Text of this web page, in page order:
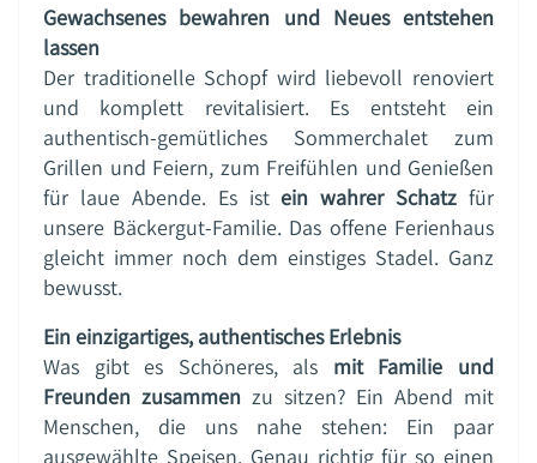
Gewachsenes bewahren und Neues entstehen
lassen
Der traditionelle Schopf wird liebevoll renoviert
und komplett revitalisiert. Es entsteht ein
authentisch-gemütliches Sommerchalet zum
Grillen und Feiern, zum Freifühlen und Genießen
für laue Abende. Es ist ein wahrer Schatz für
unsere Bäckergut-Familie. Das offene Ferienhaus
gleicht immer noch dem einstiges Stadel. Ganz
bewusst.
Ein einzigartiges, authentisches Erlebnis
Was gibt es Schöneres, als mit Familie und
Freunden zusammenzu sitzen? Ein Abend mit
Menschen, die uns nahe stehen: Ein paar
ausgewählte Speisen. Genau richtig für so einen